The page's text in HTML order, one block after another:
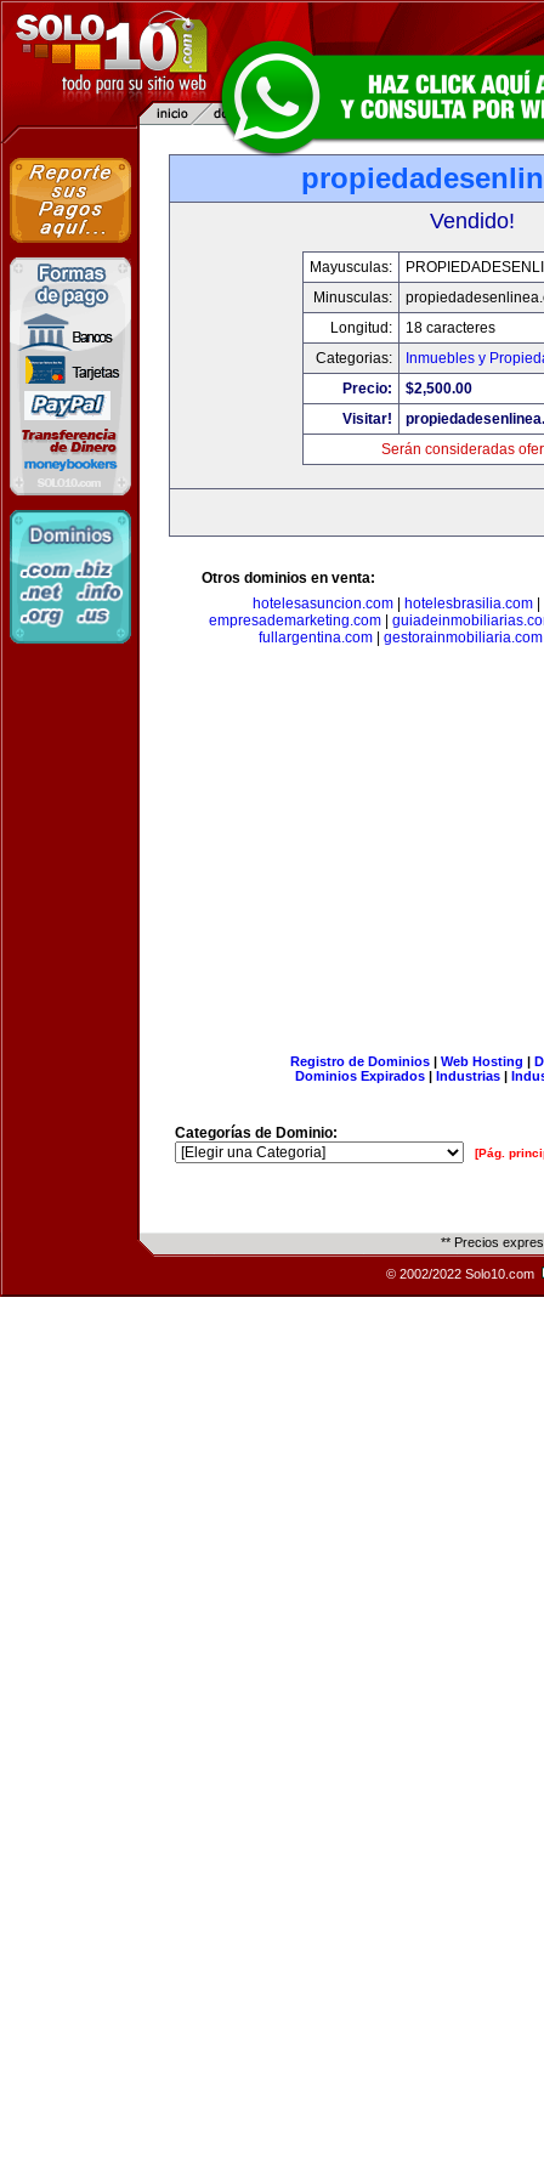
Vendido!
Mayusculas:
Minusculas:
Longitud:
18 caracteres
Categorias:
Inmuebles y
Precio:
$2,500.00
Visitar!
Serán consideradas
Otros dominios en venta:
hotelesasuncion.com| hotelesbrasilia.com|
empresademarketing.com|
fullargentina.com
gestorainmobiliaria.com
Registro de Dominios| Web Hosting |
Dominios Expirados | Industrias |
Categorías de Dominio:
[Pág.
** Precios
© 2002/2022 Solo10.com